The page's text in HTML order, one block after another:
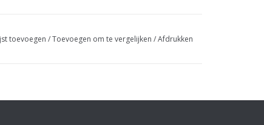
toevoegen /Toevoegen om te vergelijken /Afdrukken